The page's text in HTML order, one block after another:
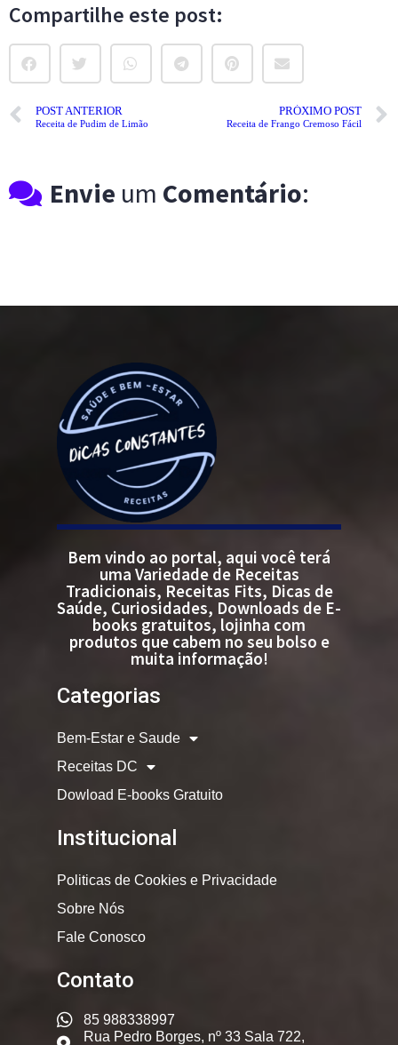
Compartilhe este post:
POST ANTERIOR
Receita de Pudim de Limão
PRÓXIMO POST
Receita de Frango Cremoso Fácil
Envie um Comentário:
Bem vindo ao portal, aqui você terá
uma Variedade de Receitas
Tradicionais, Receitas Fits, Dicas de
Saúde, Curiosidades, Downloads de E-
books gratuitos, lojinha com
produtos que cabem no seu bolso e
muita informação!
Categorias
Bem-Estar e Saude
Receitas DC
Dowload E-books Gratuito
Institucional
Politicas de Cookies e Privacidade
Sobre Nós
Fale Conosco
Contato
85 988338997
Rua Pedro Borges, nº 33 Sala 722,